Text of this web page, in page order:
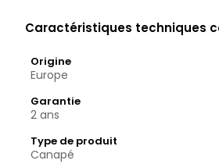
Caractéristiques techniques
Origine
Europe
Garantie
2 ans
Type de produit
Canapé